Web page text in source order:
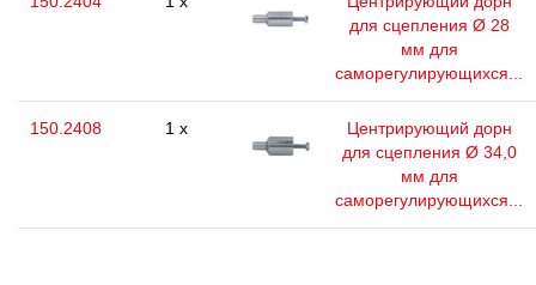
для сцепления Ø 28
мм для
саморегулирующихся...
150.2408 1 x
Центрирующий дорн
для сцепления Ø 34,0
мм для
саморегулирующихся...